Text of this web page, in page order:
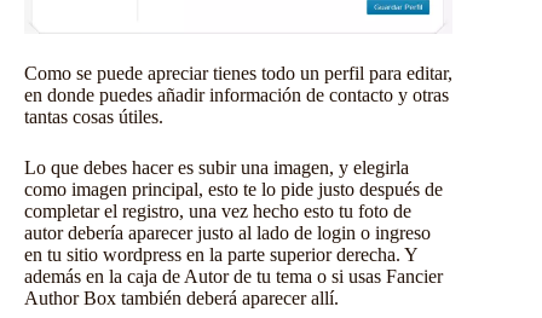
Como se puede apreciar tienes todo un perfil para editar,
en donde puedes añadir información de contacto y otras
tantas cosas útiles.
Lo que debes hacer es subir una imagen, y elegirla
como imagen principal, esto te lo pide justo después de
completar el registro, una vez hecho esto tu foto de
autor debería aparecer justo al lado de login o ingreso
en tu sitio wordpress en la parte superior derecha. Y
además en la caja de Autor de tu tema o si usas Fancier
Author Box también deberá aparecer allí.